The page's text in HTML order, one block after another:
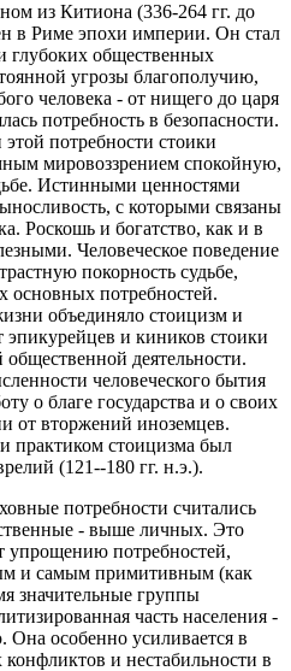
из Китиона (336-264 гг. до
в Риме эпохи империи. Он стал
глубоких общественных
угрозы благополучию,
человека - от нищего до царя
потребность в безопасности.
потребности стоики
мировоззрением спокойную,
Истинными ценностями
с которыми связаны
Роскошь и богатство, как и в
Человеческое поведение
покорность судьбе,
основных потребностей.
объединяло стоицизм и
и киников стоики
деятельности.
человеческого бытия
о благе государства и о своих
от вторжений иноземцев.
практиком стоицизма был
(121--180 гг. н.э.).
потребности считались
- выше личных. Это
упрощению потребностей,
и самым примитивным (как
значительные группы
часть населения -
особенно усиливается в
и нестабильности в